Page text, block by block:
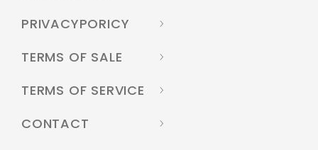
PRIVACYPORICY
TERMS OF SALE
TERMS OF SERVICE
CONTACT